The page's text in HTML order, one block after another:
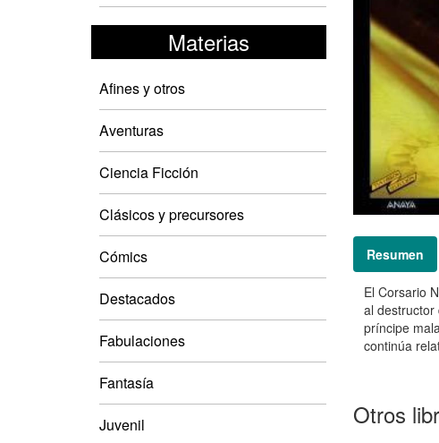
Materias
Afines y otros
Aventuras
Ciencia Ficción
Clásicos y precursores
Cómics
Destacados
Fabulaciones
Fantasía
Juvenil
Resumen
El Corsario
al destructor
príncipe
continúa
Otros